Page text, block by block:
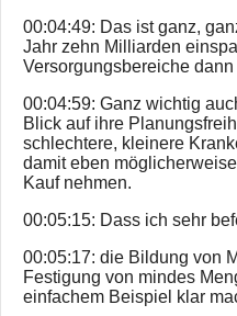
00:04:49: Das ist ganz,
Jahr zehn Milliarden
Versorgungsbereiche
00:04:59: Ganz wichtig
Blick auf ihre
schlechtere, kleinere
damit eben
Kauf nehmen.
00:05:15: Dass ich sehr
00:05:17: die Bildung von
Festigung von mindes
einfachem Beispiel klar